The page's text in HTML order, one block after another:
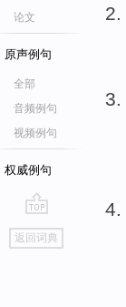
论文
原声例句
全部
音频例句
视频例句
权威例句
go
top
返回词典